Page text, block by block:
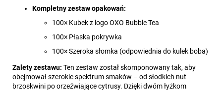
Kompletny zestaw opakowań:
100× Kubek z logo OXO Bubble Tea
100× Płaska pokrywka
100× Szeroka słomka (odpowiednia do kulek boba)
Zalety zestawu: Ten zestaw został skomponowany tak, aby
obejmował szerokie spektrum smaków – od słodkich nut
brzoskwini po orzeźwiające cytrusy. Dzięki dwóm łyżkom